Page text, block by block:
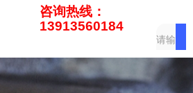
咨询热线：
13913560184